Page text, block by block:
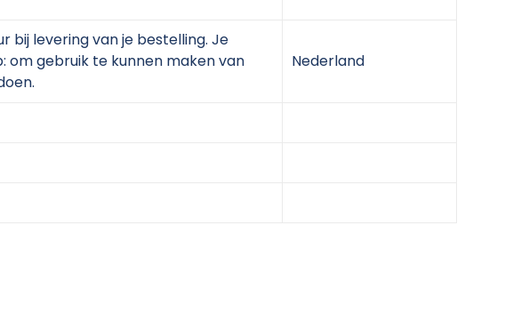
bij levering van je bestelling. Je
om gebruik te kunnen maken van
Nederland